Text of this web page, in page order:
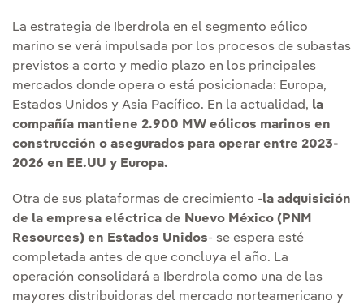
La estrategia de Iberdrola en el segmento eólico
marino se verá impulsada por los procesos de subastas
previstos a corto y medio plazo en los principales
mercados donde opera o está posicionada: Europa,
Estados Unidos y Asia Pacífico. En la actualidad, la
compañía mantiene 2.900 MW eólicos marinos en
construcción o asegurados para operar entre 2023-
2026 en EE.UU y Europa.
Otra de sus plataformas de crecimiento -la adquisición
de la empresa eléctrica de Nuevo México (PNM
Resources) en Estados Unidos- se espera esté
completada antes de que concluya el año. La
operación consolidará a Iberdrola como una de las
mayores distribuidoras del mercado norteamericano y